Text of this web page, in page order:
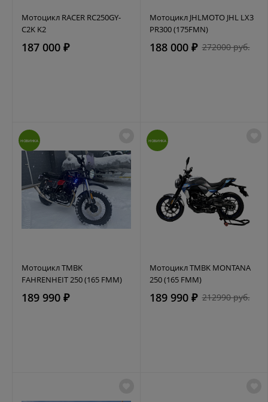
Мотоцикл RACER RC250GY-
C2K K2
187 000 ₽
Мотоцикл JHLMOTO JHL LX3
PR300 (175FMN)
188 000 ₽ 272000 руб.
НОВИНКА
Мотоцикл TMBK
FAHRENHEIT 250 (165 FMM)
189 990 ₽
НОВИНКА
Мотоцикл TMBK MONTANA
250 (165 FMM)
189 990 ₽ 212990 руб.